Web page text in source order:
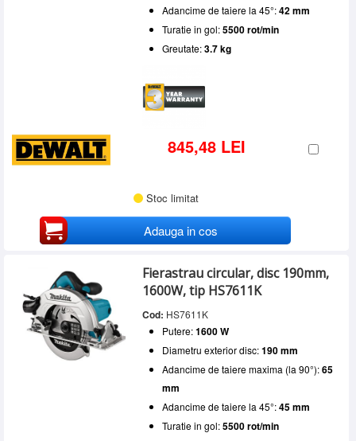
Adancime de taiere la 45°:42 mm
Turatie in gol:5500 rot/min
Greutate:3.7 kg
845,48 LEI
Stoc limitat
Adauga in cos
Fierastrau circular, disc 190mm,
1600W, tip HS7611K
Cod: HS7611K
Putere:1600 W
Diametru exterior disc:190 mm
Adancime de taiere maxima (la 90°):65
mm
Adancime de taiere la 45°:45 mm
Turatie in gol:5500 rot/min